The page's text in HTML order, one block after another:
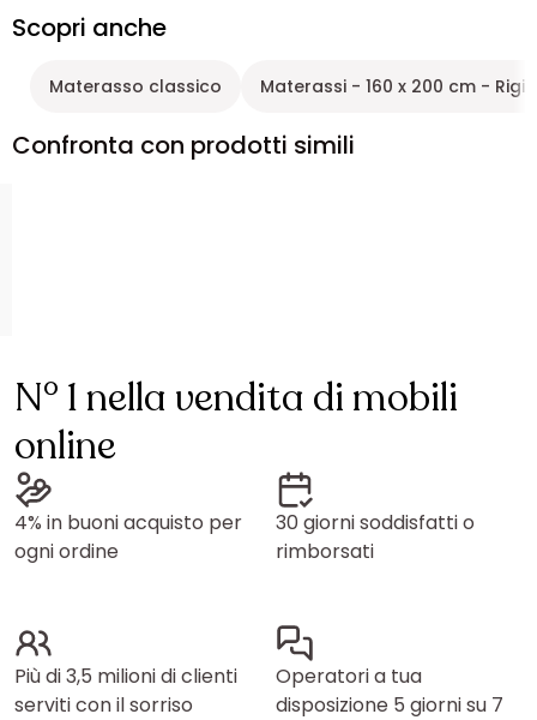
Scopri anche
Materasso classico Materassi - 160 x 200 cm -
Confronta con prodotti simili
N° 1 nella vendita di mobili
online
4% in buoni acquisto per
ogni ordine
30 giorni soddisfatti o
rimborsati
Più di 3,5 milioni di clienti
serviti con il sorriso
Operatori a tua
disposizione 5 giorni su 7